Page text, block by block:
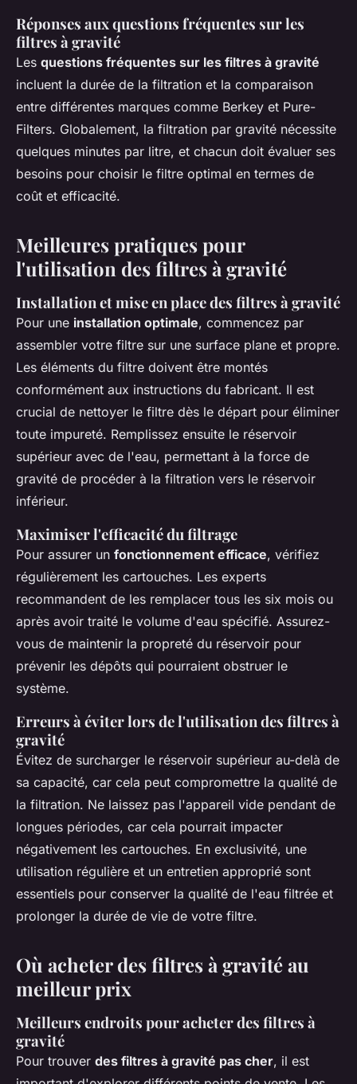
Réponses aux questions fréquentes sur les
filtres à gravité
Les questions fréquentes sur les filtres à gravité
incluent la durée de la filtration et la comparaison
entre différentes marques comme Berkey et Pure-
Filters. Globalement, la filtration par gravité nécessite
quelques minutes par litre, et chacun doit évaluer ses
besoins pour choisir le filtre optimal en termes de
coût et efficacité.
Meilleures pratiques pour
l'utilisation des filtres à gravité
Installation et mise en place des filtres à gravité
Pour une installation optimale, commencez par
assembler votre filtre sur une surface plane et propre.
Les éléments du filtre doivent être montés
conformément aux instructions du fabricant. Il est
crucial de nettoyer le filtre dès le départ pour éliminer
toute impureté. Remplissez ensuite le réservoir
supérieur avec de l'eau, permettant à la force de
gravité de procéder à la filtration vers le réservoir
inférieur.
Maximiser l'efficacité du filtrage
Pour assurer un fonctionnement efficace, vérifiez
régulièrement les cartouches. Les experts
recommandent de les remplacer tous les six mois ou
après avoir traité le volume d'eau spécifié. Assurez-
vous de maintenir la propreté du réservoir pour
prévenir les dépôts qui pourraient obstruer le
système.
Erreurs à éviter lors de l'utilisation des filtres à
gravité
Évitez de surcharger le réservoir supérieur au-delà de
sa capacité, car cela peut compromettre la qualité de
la filtration. Ne laissez pas l'appareil vide pendant de
longues périodes, car cela pourrait impacter
négativement les cartouches. En exclusivité, une
utilisation régulière et un entretien approprié sont
essentiels pour conserver la qualité de l'eau filtrée et
prolonger la durée de vie de votre filtre.
Où acheter des filtres à gravité au
meilleur prix
Meilleurs endroits pour acheter des filtres à
gravité
Pour trouver des filtres à gravité pas cher, il est